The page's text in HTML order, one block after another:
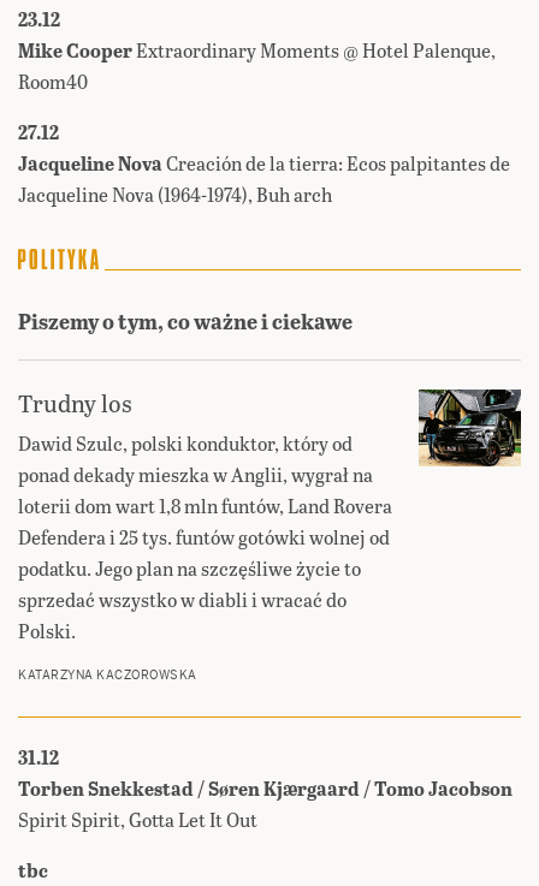
23.12
Mike CooperExtraordinary Moments @ Hotel Palenque,
Room40
27.12
Jacqueline NovaCreaci​ó​n de la tierra: Ecos palpitantes de
Jacqueline Nova (1964​-​1974), Buh arch
Piszemy o tym, co ważne i ciekawe
Trudny los
Dawid Szulc, polski konduktor, który od
ponad dekady mieszka w Anglii, wygrał na
loterii dom wart 1,8 mln funtów, Land Rovera
Defendera i 25 tys. funtów gotówki wolnej od
podatku. Jego plan na szczęśliwe życie to
sprzedać wszystko w diabli i wracać do
Polski.
KATARZYNA KACZOROWSKA
31.12
Torben Snekkestad / Søren Kjærgaard / Tomo Jacobson
Spirit Spirit, Gotta Let It Out
tbc